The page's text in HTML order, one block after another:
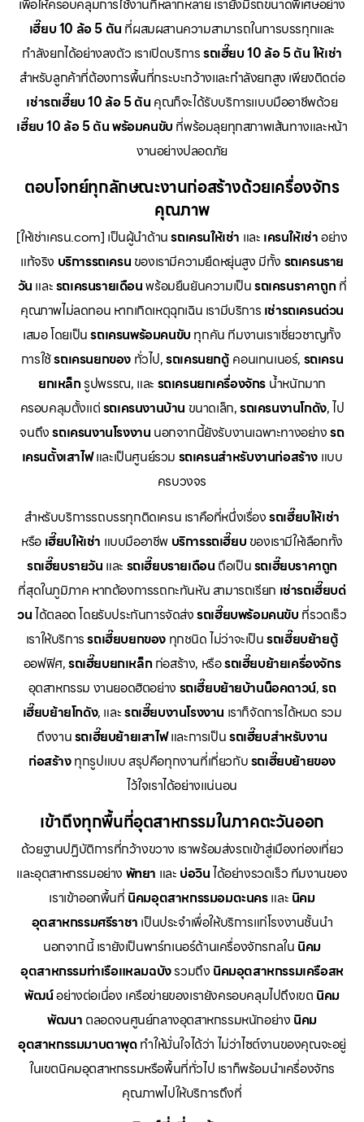
เพื่อให้ครอบคลุมการใช้งานที่หลากหลาย เรายังมีรถขนาดพิเศษอย่าง
เฮี๊ยบ 10 ล้อ 5 ตัน ที่ผสมผสานความสามารถในการบรรทุกและ
กำลังยกได้อย่างลงตัว เราเปิดบริการรถเฮี๊ยบ 10 ล้อ 5 ตัน ให้เช่า
สำหรับลูกค้าที่ต้องการพื้นที่กระบะกว้างและกำลังยกสูง เพียงติดต่อ
เช่ารถเฮี๊ยบ 10 ล้อ 5 ตัน คุณก็จะได้รับบริการแบบมืออาชีพด้วย
เฮี๊ยบ 10 ล้อ 5 ตัน พร้อมคนขับ ที่พร้อมลุยทุกสภาพเส้นทางและหน้า
งานอย่างปลอดภัย
ตอบโจทย์ทุกลักษณะงานก่อสร้างด้วยเครื่องจักร
คุณภาพ
[ให้เช่าเครน.com] เป็นผู้นำด้านรถเครนให้เช่า และ เครนให้เช่าอย่าง
แท้จริง บริการรถเครน ของเรามีความยืดหยุ่นสูง มีทั้ง รถเครนราย
วัน และรถเครนรายเดือนพร้อมยืนยันความเป็นรถเครนราคาถูกที่
คุณภาพไม่ลดทอน หากเกิดเหตุฉุกเฉิน เรามีบริการ เช่ารถเครนด่วน
เสมอ โดยเป็นรถเครนพร้อมคนขับ ทุกคัน ทีมงานเราเชี่ยวชาญทั้ง
การใช้รถเครนยกของ ทั่วไป,รถเครนยกตู้ คอนเทนเนอร์, รถเครน
ยกเหล็กรูปพรรณ, และ รถเครนยกเครื่องจักร น้ำหนักมาก
ครอบคลุมตั้งแต่รถเครนงานบ้าน ขนาดเล็ก,รถเครนงานโกดัง, ไป
จนถึงรถเครนงานโรงงาน นอกจากนี้ยังรับงานเฉพาะทางอย่างรถ
เครนตั้งเสาไฟและเป็นศูนย์รวม รถเครนสำหรับงานก่อสร้าง แบบ
ครบวงจร
สำหรับบริการรถบรรทุกติดเครน เราคือที่หนึ่งเรื่องรถเฮี๊ยบให้เช่า
หรือ เฮี๊ยบให้เช่า แบบมืออาชีพ บริการรถเฮี๊ยบ ของเรามีให้เลือกทั้ง
รถเฮี๊ยบรายวัน และ รถเฮี๊ยบรายเดือน ถือเป็นรถเฮี๊ยบราคาถูก
ที่สุดในภูมิภาค หากต้องการรถกะทันหัน สามารถเรียก เช่ารถเฮี๊ยบด่
วนได้ตลอด โดยรับประกันการจัดส่งรถเฮี๊ยบพร้อมคนขับ ที่รวดเร็ว
เราให้บริการรถเฮี๊ยบยกของ ทุกชนิด ไม่ว่าจะเป็นรถเฮี๊ยบย้ายตู้
ออฟฟิศ,รถเฮี๊ยบยกเหล็กก่อสร้าง, หรือรถเฮี๊ยบย้ายเครื่องจักร
อุตสาหกรรม งานยอดฮิตอย่าง รถเฮี๊ยบย้ายบ้านน็อคดาวน์,รถ
เฮี๊ยบย้ายโกดัง, และรถเฮี๊ยบงานโรงงาน เราก็จัดการได้หมด รวม
ถึงงานรถเฮี๊ยบย้ายเสาไฟและการเป็นรถเฮี๊ยบสำหรับงาน
ก่อสร้างทุกรูปแบบ สรุปคือทุกงานที่เกี่ยวกับรถเฮี๊ยบย้ายของ
ไว้ใจเราได้อย่างแน่นอน
เข้าถึงทุกพื้นที่อุตสาหกรรมในภาคตะวันออก
ด้วยฐานปฏิบัติการที่กว้างขวาง เราพร้อมส่งรถเข้าสู่เมืองท่องเที่ยว
และอุตสาหกรรมอย่าง พัทยา และ บ่อวินได้อย่างรวดเร็ว ทีมงานของ
เราเข้าออกพื้นที่ นิคมอุตสาหกรรมอมตะนครและ นิคม
อุตสาหกรรมศรีราชา เป็นประจำเพื่อให้บริการแก่โรงงานชั้นนำ
นอกจากนี้ เรายังเป็นพาร์ทเนอร์ด้านเครื่องจักรกลใน นิคม
อุตสาหกรรมท่าเรือแหลมฉบังรวมถึง นิคมอุตสาหกรรมเครือสห
พัฒน์อย่างต่อเนื่อง เครือข่ายของเรายังครอบคลุมไปถึงเขต นิคม
พัฒนา ตลอดจนศูนย์กลางอุตสาหกรรมหนักอย่าง นิคม
อุตสาหกรรมมาบตาพุดทำให้มั่นใจได้ว่า ไม่ว่าไซต์งานของคุณจะอยู่
ในเขตนิคมอุตสาหกรรมหรือพื้นที่ทั่วไป เราก็พร้อมนำเครื่องจักร
คุณภาพไปให้บริการถึงที่